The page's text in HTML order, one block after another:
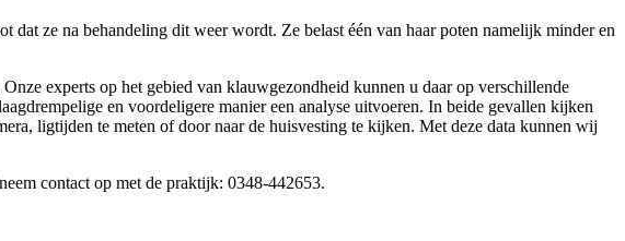
dat ze na behandeling dit weer wordt. Ze belast één van haar poten namelijk minder en
experts op het gebied van klauwgezondheid kunnen u daar op verschillende
en voordeligere manier een analyse uitvoeren. In beide gevallen kijken
ligtijden te meten of door naar de huisvesting te kijken. Met deze data kunnen wij
contact op met de praktijk: 0348-442653.